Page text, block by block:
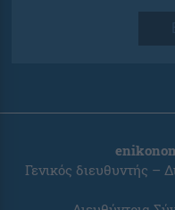
Γενικός διευθυντής –